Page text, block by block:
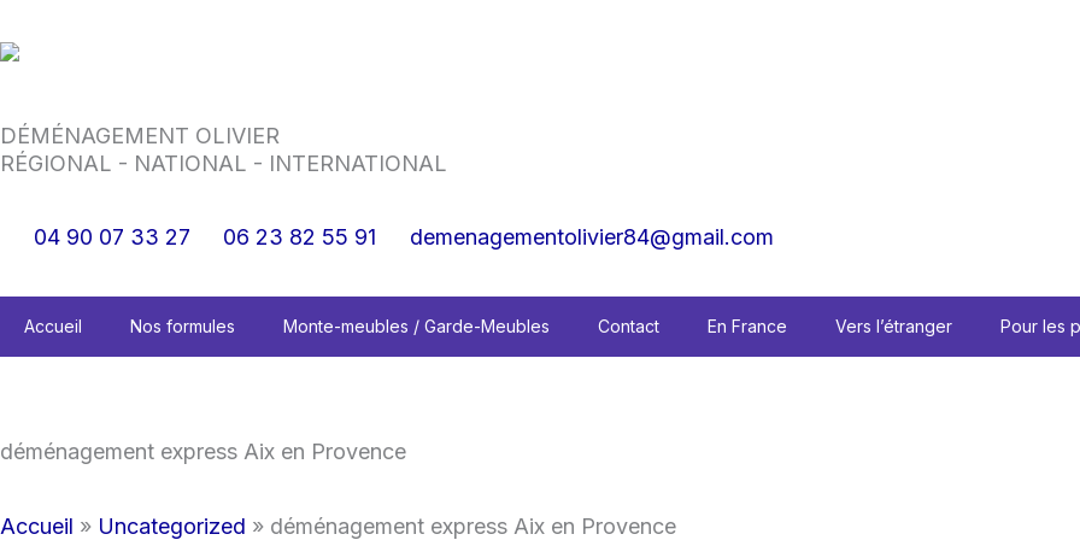
au
DÉMÉNAGEMENT OLIVIER
RÉGIONAL - NATIONAL - INTERNATIONAL
04 90 07 33 27 06 23 82 55 91 demenagementolivier84@gmail.com
Accueil Nos formules Monte-meubles / Garde-Meubles Contact En France Vers l’étranger Pour les
déménagement express Aix en Provence
Accueil » Uncategorized » déménagement express Aix en Provence